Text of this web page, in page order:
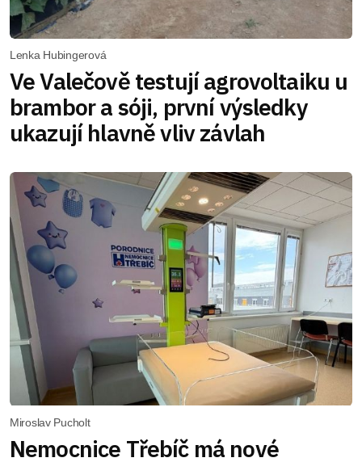
Lenka Hubingerová
Ve Valečově testují agrovoltaiku u
brambor a sóji, první výsledky
ukazují hlavně vliv závlah
Miroslav Pucholt
Nemocnice Třebíč má nové